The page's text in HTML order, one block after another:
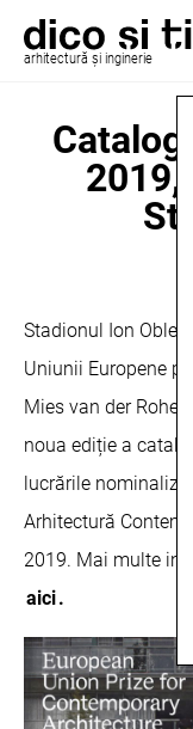
arhitectură și inginerie
2019,
Stadionul Ion
Uniunii Europene
Mies van der Rohe,
noua ediție a
lucrările
Arhitectură
2019. Mai multe
aici.